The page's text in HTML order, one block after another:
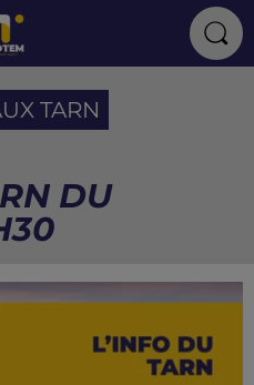
TARN
DU